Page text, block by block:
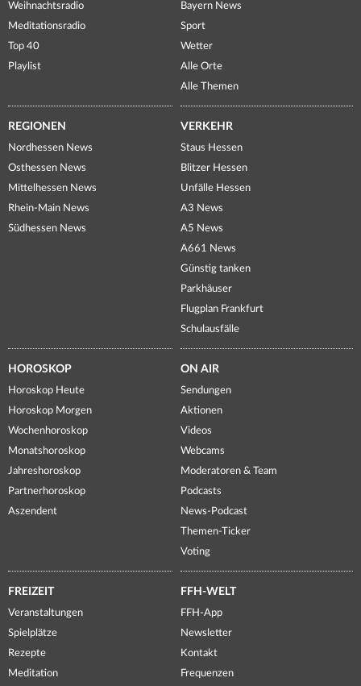
Weihnachtsradio
Meditationsradio
Top 40
Playlist
Bayern News
Sport
Wetter
Alle Orte
Alle Themen
REGIONEN
Nordhessen News
Osthessen News
Mittelhessen News
Rhein-Main News
Südhessen News
VERKEHR
Staus Hessen
Blitzer Hessen
Unfälle Hessen
A3 News
A5 News
A661 News
Günstig tanken
Parkhäuser
Flugplan Frankfurt
Schulausfälle
HOROSKOP
Horoskop Heute
Horoskop Morgen
Wochenhoroskop
Monatshoroskop
Jahreshoroskop
Partnerhoroskop
Aszendent
ON AIR
Sendungen
Aktionen
Videos
Webcams
Moderatoren & Team
Podcasts
News-Podcast
Themen-Ticker
Voting
FREIZEIT
Veranstaltungen
Spielplätze
Rezepte
Meditation
FFH-WELT
FFH-App
Newsletter
Kontakt
Frequenzen